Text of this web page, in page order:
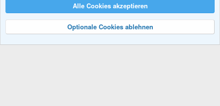
Nutzungsbedingungen Datenschutz
R
Community platform by XenForo® © 2010-2024 XenForo Ltd.
Alle Cookies akzeptieren
Optionale Cookies ablehnen